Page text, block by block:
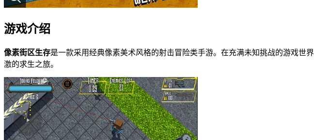
游戏介绍
像素街区生存是一款采用经典像素美术风格的射击冒险类手游。在充满未知挑战的游戏世
激的求生之旅。